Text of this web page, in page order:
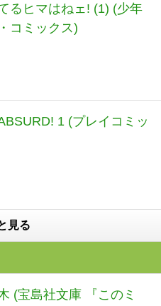
るヒマはねェ! (1) (少年
コミックス)
1 (プレイコミッ
見る
(宝島社文庫 『このミ